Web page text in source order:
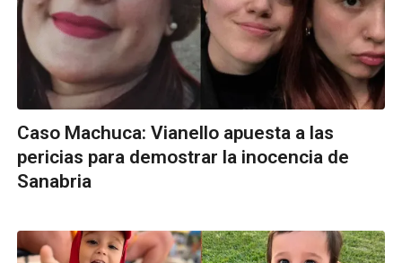
Caso Machuca: Vianello apuesta a las
pericias para demostrar la inocencia de
Sanabria